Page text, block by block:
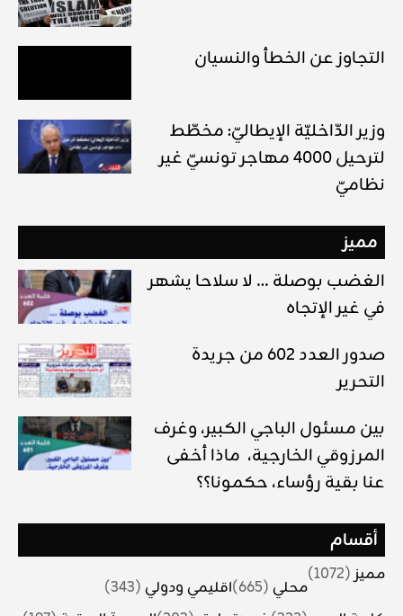
التجاوز عن الخطأ والنسيان
وزير الدّاخليّة الإيطاليّ: مخطّط
لترحيل 4000 مهاجر تونسيّ غير
نظاميّ
مميز
الغضب بوصلة … لا سلاحا يشهر
في غير الإتجاه
صدور العدد 602 من جريدة
التحرير
بين مسئول الباجي الكبير، وغرف
المرزوقي الخارجية، ماذا أخفى
عنا بقية رؤساء، حكمونا؟؟
أقسام
مميز(1072)
محلي (665) اقليمي ودولي (343)